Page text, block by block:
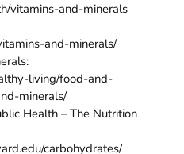
vitamins-and-minerals
and-minerals/
living/food-and-
minerals/
Health – The Nutrition
carbohydrates/